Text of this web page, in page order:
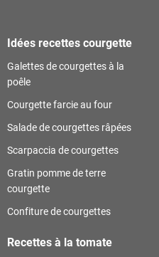
Idées recettes courgette
Galettes de courgettes à la
poêle
Courgette farcie au four
Salade de courgettes râpées
Scarpaccia de courgettes
Gratin pomme de terre
courgette
Confiture de courgettes
Recettes à la tomate